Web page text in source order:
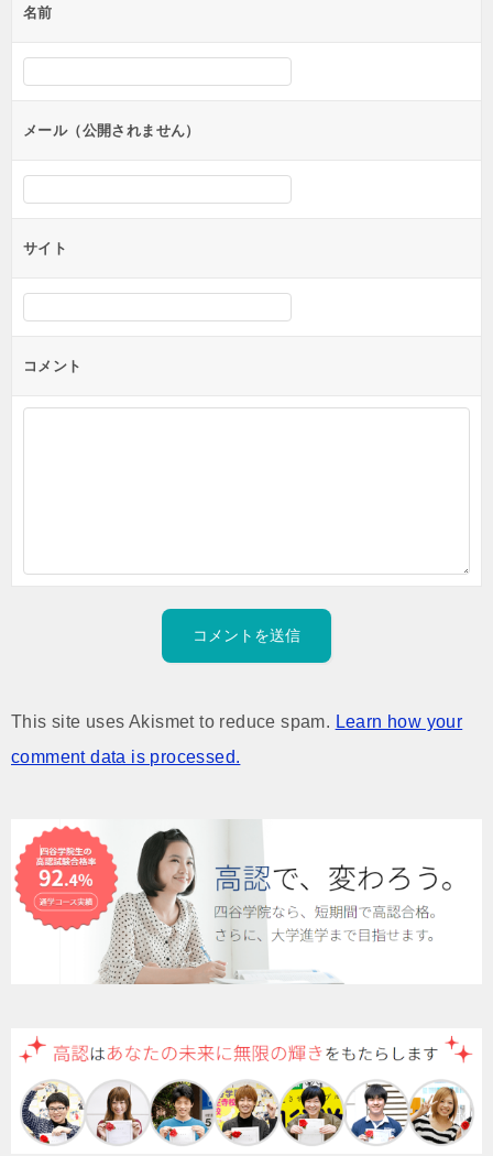
ー
シ
ン
名前
メール（公開されません）
サイト
コメント
This site uses Akismet to reduce spam. Learn how your
comment data is processed.